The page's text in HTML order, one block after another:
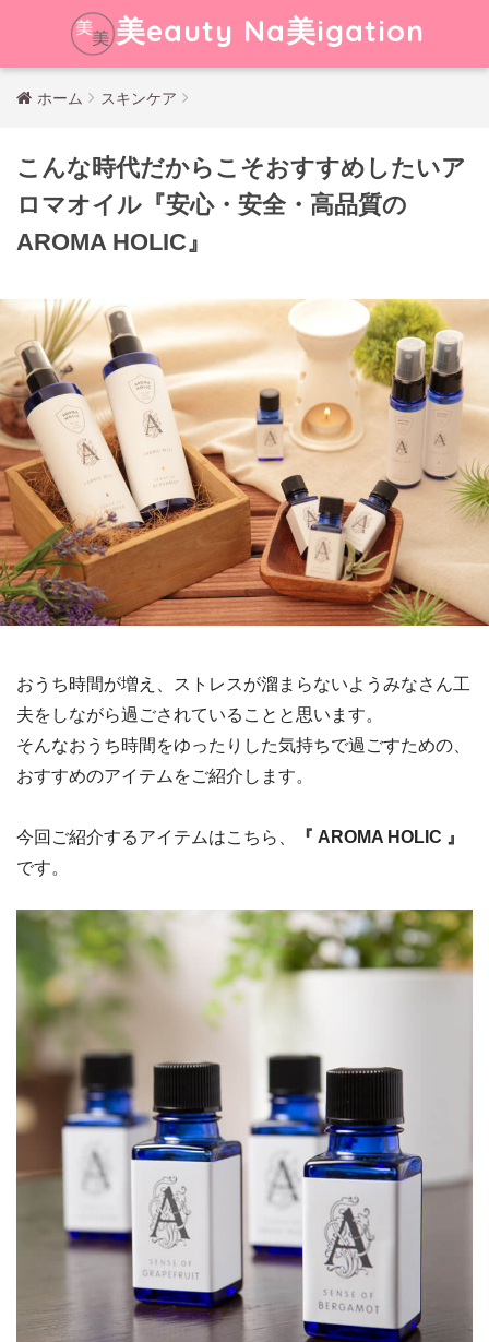
美eauty Na美igation
ホーム スキンケア
こんな時代だからこそおすすめしたいア
ロマオイル『安心・安全・高品質の
AROMA HOLIC』
おうち時間が増え、ストレスが溜まらないようみなさん工
夫をしながら過ごされていることと思います。
そんなおうち時間をゆったりした気持ちで過ごすための、
おすすめのアイテムをご紹介します。
今回ご紹介するアイテムはこちら、
『 AROMA HOLIC 』
です。